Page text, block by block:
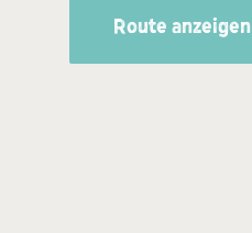
Route anzeigen